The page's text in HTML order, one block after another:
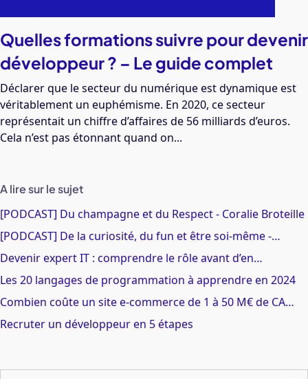
Quelles formations suivre pour devenir
développeur ? – Le guide complet
Déclarer que le secteur du numérique est dynamique est
véritablement un euphémisme. En 2020, ce secteur
représentait un chiffre d’affaires de 56 milliards d’euros.
Cela n’est pas étonnant quand on...
A lire sur le sujet
[PODCAST] Du champagne et du Respect - Coralie Broteille
[PODCAST] De la curiosité, du fun et être soi-même -…
Devenir expert IT : comprendre le rôle avant d’en…
Les 20 langages de programmation à apprendre en 2024
Combien coûte un site e-commerce de 1 à 50 M€ de CA…
Recruter un développeur en 5 étapes